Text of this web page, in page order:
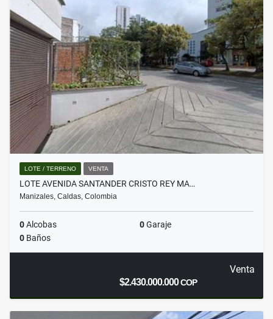
LOTE / TERRENO VENTA
LOTE AVENIDA SANTANDER CRISTO REY MA…
Manizales, Caldas, Colombia
0Alcobas 0Garaje
0 Baños
Venta
$2.430.000.000COP